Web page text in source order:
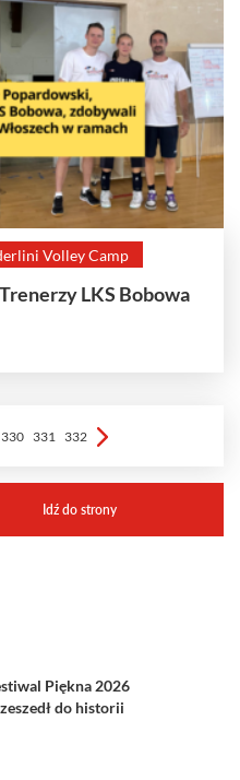
Volley Camp
LKS Bobowa
330 331 332
Piękna 2026
do historii